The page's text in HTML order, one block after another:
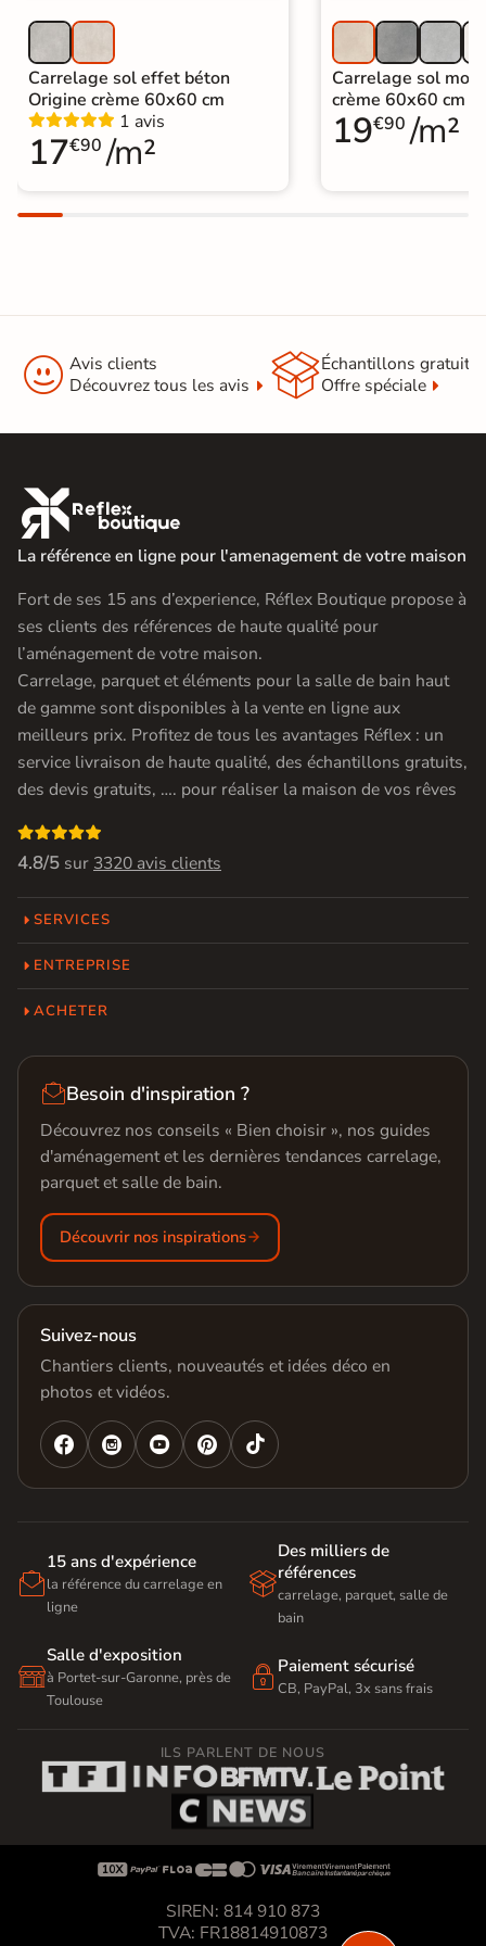
Carrelage sol effet béton
Origine crème 60x60 cm
1 avis
17€90 /m²
Carrelage sol
crème 60x60 cm
19€90 /m²
 Avis clients
Découvrez tous les avis
Échantillons gratuit
Offre spéciale

La référence en ligne pour l'amenagement de votre maison
Fort de ses 15 ans d’experience, Réflex Boutique propose à
ses clients des références de haute qualité pour
l’aménagement de votre maison.
Carrelage, parquet et éléments pour la salle de bain haut
de gamme sont disponibles à la vente en ligne aux
meilleurs prix. Profitez de tous les avantages Réflex : un
service livraison de haute qualité, des échantillons gratuits,
des devis gratuits, …. pour réaliser la maison de vos rêves

4.8/5 sur 3320 avis clients
SERVICES
ENTREPRISE
ACHETER
Besoin d'inspiration ?
Découvrez nos conseils « Bien choisir », nos guides
d'aménagement et les dernières tendances carrelage,
parquet et salle de bain.
Découvrir nos inspirations
Suivez-nous
Chantiers clients, nouveautés et idées déco en
photos et vidéos.
   

15 ans d'expérience
la référence du carrelage en
ligne

Des milliers de
références
carrelage, parquet, salle de
bain

Salle d'exposition
à Portet-sur-Garonne, près de
Toulouse
 Paiement sécurisé
CB, PayPal, 3x sans frais
ILS PARLENT DE NOUS

SIREN: 814 910 873
TVA: FR18814910873